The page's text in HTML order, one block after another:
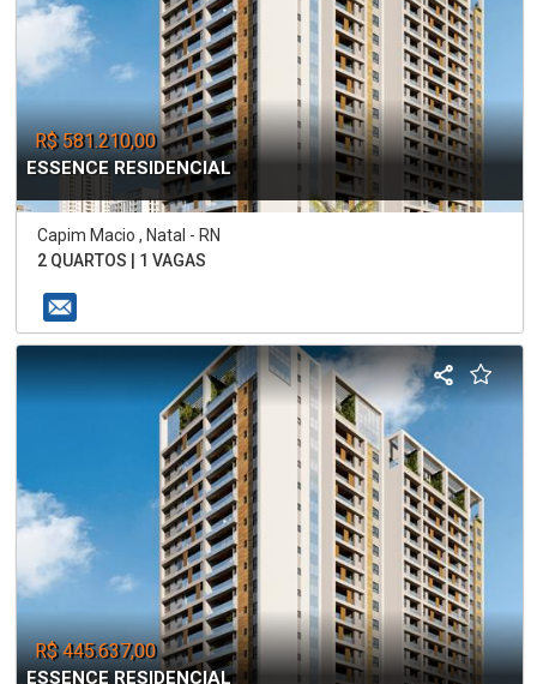
R$ 581.210,00
ESSENCE RESIDENCIAL
Capim Macio , Natal - RN
2 QUARTOS | 1 VAGAS
R$ 445.637,00
ESSENCE RESIDENCIAL